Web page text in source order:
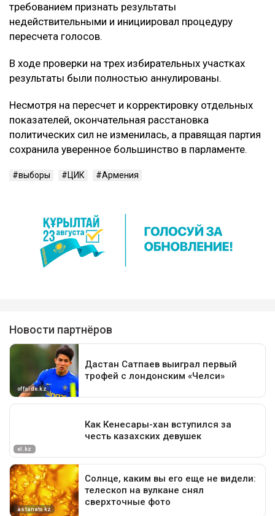
требованием признать результаты
недействительными и инициировал процедуру
пересчета голосов.
В ходе проверки на трех избирательных участках
результаты были полностью аннулированы.
Несмотря на пересчет и корректировку отдельных
показателей, окончательная расстановка
политических сил не изменилась, а правящая партия
сохранила уверенное большинство в парламенте.
выборы ЦИК Армения